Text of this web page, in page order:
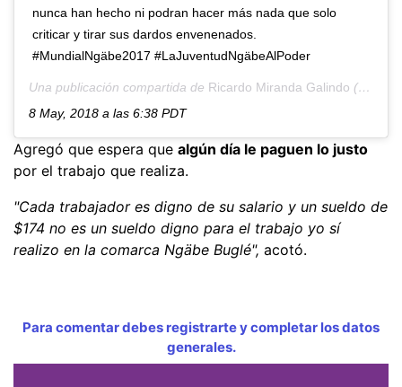
nunca han hecho ni podran hacer más nada que solo
criticar y tirar sus dardos envenenados.
#MundialNgäbe2017 #LaJuventudNgäbeAlPoder
Una publicación compartida de Ricardo Miranda Galindo (@miranda_kiad007) el
8 May, 2018 a las 6:38 PDT
Agregó que espera que algún día le paguen lo justo
por el trabajo que realiza.
"Cada trabajador es digno de su salario y un sueldo de
$174 no es un sueldo digno para el trabajo yo sí
realizo en la comarca Ngäbe Buglé", acotó.
Para comentar debes registrarte y completar los datos
generales.